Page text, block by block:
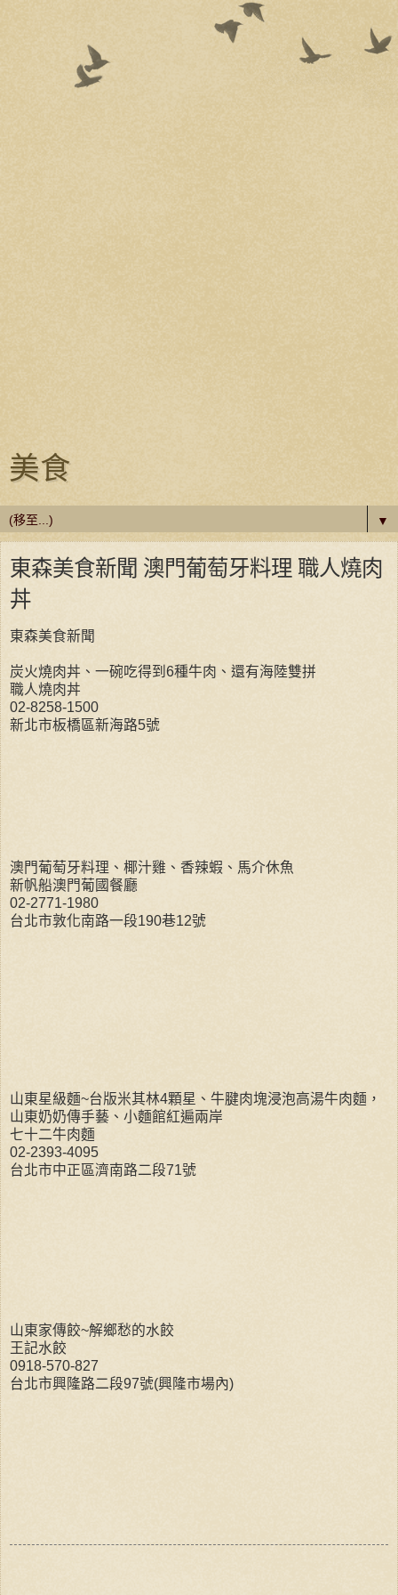
美食
▼
東森美食新聞 澳門葡萄牙料理 職人燒肉
丼
東森美食新聞
炭火燒肉丼、一碗吃得到6種牛肉、還有海陸雙拼
職人燒肉丼
02-8258-1500
新北市板橋區新海路5號
澳門葡萄牙料理、椰汁雞、香辣蝦、馬介休魚
新帆船澳門葡國餐廳
02-2771-1980
台北市敦化南路一段190巷12號
山東星級麵~台版米其林4顆星、牛腱肉塊浸泡高湯牛肉麵，
山東奶奶傳手藝、小麵館紅遍兩岸
七十二牛肉麵
02-2393-4095
台北市中正區濟南路二段71號
山東家傳餃~解鄉愁的水餃
王記水餃
0918-570-827
台北市興隆路二段97號(興隆市場內)